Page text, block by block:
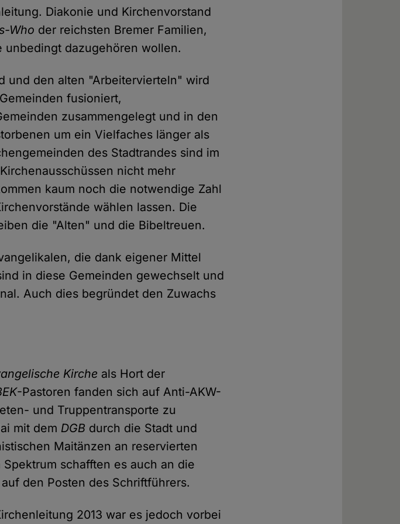
Diakonie und Kirchenvorstand
Who der reichsten Bremer Familien,
dazugehören wollen.
und den alten "Arbeitervierteln" wird
fusioniert,
zusammengelegt und in den
um ein Vielfaches länger als
des Stadtrandes sind im
nicht mehr
kaum noch die notwendige Zahl
wählen lassen. Die
die "Alten" und die Bibeltreuen.
die dank eigener Mittel
in diese Gemeinden gewechselt und
Auch dies begründet den Zuwachs
Kirche als Hort der
-Pastoren fanden sich auf Anti-AKW-
und Truppentransporte zu
mit dem DGB durch die Stadt und
Maitänzen an reservierten
schafften es auch an die
den Posten des Schriftführers.
2013 war es jedoch vorbei